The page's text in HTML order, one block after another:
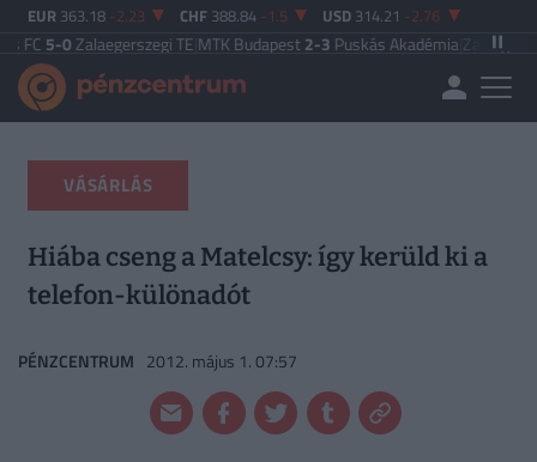
EUR 363.18 -2.23 CHF 388.84 -1.5 USD 314.21 -2.76
Zalaegerszegi TE|MTK Budapest 2-3Puskás Akadémia|Zalaegerszegi TE
VÁSÁRLÁS
Hiába cseng a Matelcsy: így kerüld ki a
telefon-különadót
PÉNZCENTRUM 2012. május 1. 07:57